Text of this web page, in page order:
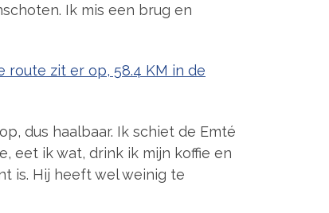
Ik mis een brug en
route zit er op, 58.4 KM in de
dus haalbaar. Ik schiet de Emté
eet ik wat, drink ik mijn koffie en
is. Hij heeft wel weinig te